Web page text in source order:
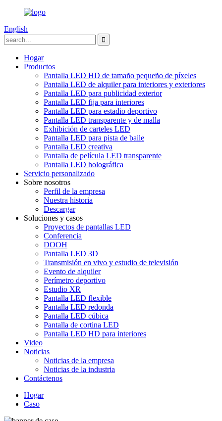
English
Hogar
Productos
Pantalla LED HD de tamaño pequeño de píxeles
Pantalla LED de alquiler para interiores y exteriores
Pantalla LED para publicidad exterior
Pantalla LED fija para interiores
Pantalla LED para estadio deportivo
Pantalla LED transparente y de malla
Exhibición de carteles LED
Pantalla LED para pista de baile
Pantalla LED creativa
Pantalla de película LED transparente
Pantalla LED holográfica
Servicio personalizado
Sobre nosotros
Perfil de la empresa
Nuestra historia
Descargar
Soluciones y casos
Proyectos de pantallas LED
Conferencia
DOOH
Pantalla LED 3D
Transmisión en vivo y estudio de televisión
Evento de alquiler
Perímetro deportivo
Estudio XR
Pantalla LED flexible
Pantalla LED redonda
Pantalla LED cúbica
Pantalla de cortina LED
Pantalla LED HD para interiores
Video
Noticias
Noticias de la empresa
Noticias de la industria
Contáctenos
Hogar
Caso